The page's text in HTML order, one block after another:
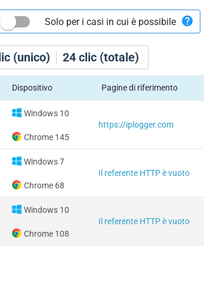
(unico) 24 clic (totale)
Solo per i casi in cui è possibile
Dispositivo Pagine di riferimento
Windows 10
Chrome 145
https://iplogger.com
Windows 7
Chrome 68
Il referente HTTP è vuoto
Windows 10
Chrome 108
Il referente HTTP è vuoto